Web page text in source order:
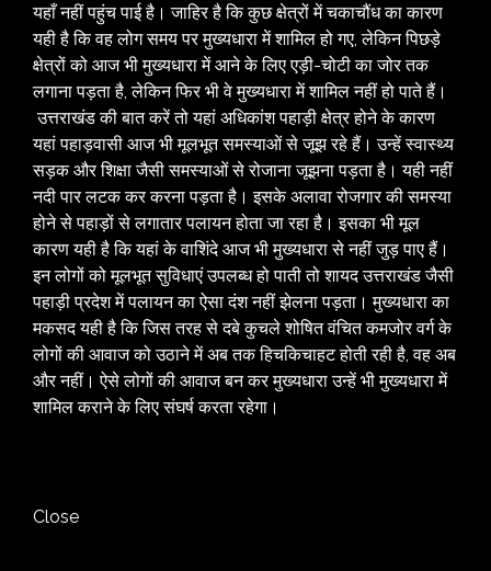
यहाँ नहीं पहुंच पाई है। जाहिर है कि कुछ क्षेत्रों में चकाचौंध का कारण
यही है कि वह लोग समय पर मुख्यधारा में शामिल हो गए, लेकिन पिछड़े
क्षेत्रों को आज भी मुख्यधारा में आने के लिए एड़ी-चोटी का जोर तक
लगाना पड़ता है, लेकिन फिर भी वे मुख्यधारा में शामिल नहीं हो पाते हैं।
उत्तराखंड की बात करें तो यहां अधिकांश पहाड़ी क्षेत्र होने के कारण
यहां पहाड़वासी आज भी मूलभूत समस्याओं से जूझ रहे हैं। उन्हें स्वास्थ्य
सड़क और शिक्षा जैसी समस्याओं से रोजाना जूझना पड़ता है। यही नहीं
नदी पार लटक कर करना पड़ता है। इसके अलावा रोजगार की समस्या
होने से पहाड़ों से लगातार पलायन होता जा रहा है। इसका भी मूल
कारण यही है कि यहां के वाशिंदे आज भी मुख्यधारा से नहीं जुड़ पाए हैं।
इन लोगों को मूलभूत सुविधाएं उपलब्ध हो पाती तो शायद उत्तराखंड जैसी
पहाड़ी प्रदेश में पलायन का ऐसा दंश नहीं झेलना पड़ता। मुख्यधारा का
मकसद यही है कि जिस तरह से दबे कुचले शोषित वंचित कमजोर वर्ग के
लोगों की आवाज को उठाने में अब तक हिचकिचाहट होती रही है, वह अब
और नहीं। ऐसे लोगों की आवाज बन कर मुख्यधारा उन्हें भी मुख्यधारा में
शामिल कराने के लिए संघर्ष करता रहेगा।
Close